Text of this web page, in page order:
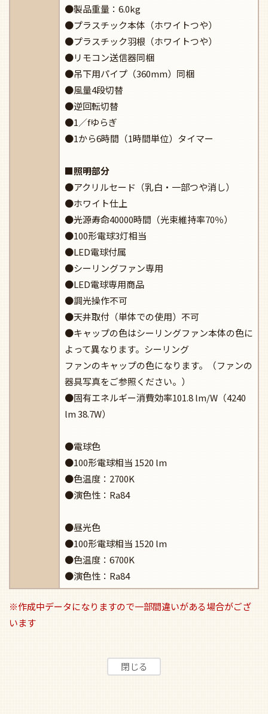
●製品重量：6.0kg
●プラスチック本体（ホワイトつや）
●プラスチック羽根（ホワイトつや）
●リモコン送信器同梱
●吊下用パイプ（360mm）同梱
●風量4段切替
●逆回転切替
●1／fゆらぎ
●1から6時間（1時間単位）タイマー
■照明部分
●アクリルセード（乳白・一部つや消し）
●ホワイト仕上
●光源寿命40000時間（光束維持率70％）
●100形電球3灯相当
●LED電球付属
●シーリングファン専用
●LED電球専用商品
●調光操作不可
●天井取付（単体での使用）不可
●キャップの色はシーリングファン本体の色に
よって異なります。シーリング
ファンのキャップの色になります。（ファンの
器具写真をご参照ください。）
●固有エネルギー消費効率101.8 lm/W（4240
lm 38.7W）
●電球色
●100形電球相当 1520 lm
●色温度：2700K
●演色性：Ra84
●昼光色
●100形電球相当 1520 lm
●色温度：6700K
●演色性：Ra84
※作成中データになりますので一部間違いがある場合がござ
います